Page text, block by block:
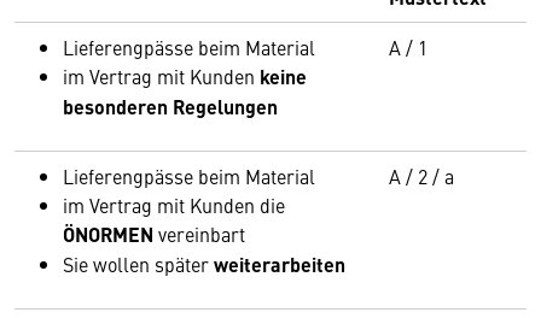
Lieferengpässe beim Material
im Vertrag mit Kunden keine
besonderen Regelungen
A / 1
Lieferengpässe beim Material
im Vertrag mit Kunden die
ÖNORMEN vereinbart
Sie wollen späterweiterarbeiten
A / 2 / a